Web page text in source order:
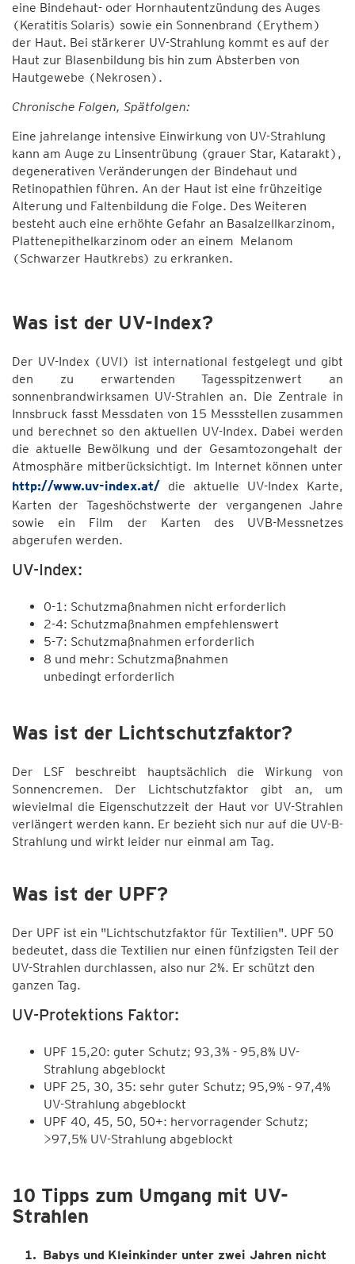
eine Bindehaut- oder Hornhautentzündung des Auges
(Keratitis Solaris) sowie ein Sonnenbrand (Erythem)
der Haut. Bei stärkerer UV-Strahlung kommt es auf der
Haut zur Blasenbildung bis hin zum Absterben von
Hautgewebe (Nekrosen).
Chronische Folgen, Spätfolgen:
Eine jahrelange intensive Einwirkung von UV-Strahlung
kann am Auge zu Linsentrübung (grauer Star, Katarakt),
degenerativen Veränderungen der Bindehaut und
Retinopathien führen. An der Haut ist eine frühzeitige
Alterung und Faltenbildung die Folge. Des Weiteren
besteht auch eine erhöhte Gefahr an Basalzellkarzinom,
Plattenepithelkarzinom oder an einem Melanom
(Schwarzer Hautkrebs) zu erkranken.
Was ist der UV-Index?
Der UV-Index (UVI) ist international festgelegt und gibt
den zu erwartenden Tagesspitzenwert an
sonnenbrandwirksamen UV-Strahlen an. Die Zentrale in
Innsbruck fasst Messdaten von 15 Messstellen zusammen
und berechnet so den aktuellen UV-Index. Dabei werden
die aktuelle Bewölkung und der Gesamtozongehalt der
Atmosphäre mitberücksichtigt. Im Internet können unter
http://www.uv-index.at/ die aktuelle UV-Index Karte,
Karten der Tageshöchstwerte der vergangenen Jahre
sowie ein Film der Karten des UVB-Messnetzes
abgerufen werden.
UV-Index:
0-1: Schutzmaßnahmen nicht erforderlich
2-4: Schutzmaßnahmen empfehlenswert
5-7: Schutzmaßnahmen erforderlich
8 und mehr: Schutzmaßnahmen
unbedingt erforderlich
Was ist der Lichtschutzfaktor?
Der LSF beschreibt hauptsächlich die Wirkung von
Sonnencremen. Der Lichtschutzfaktor gibt an, um
wievielmal die Eigenschutzzeit der Haut vor UV-Strahlen
verlängert werden kann. Er bezieht sich nur auf die UV-B-
Strahlung und wirkt leider nur einmal am Tag.
Was ist der UPF?
Der UPF ist ein "Lichtschutzfaktor für Textilien". UPF 50
bedeutet, dass die Textilien nur einen fünfzigsten Teil der
UV-Strahlen durchlassen, also nur 2%. Er schützt den
ganzen Tag.
UV-Protektions Faktor:
UPF 15,20: guter Schutz; 93,3% - 95,8% UV-
Strahlung abgeblockt
UPF 25, 30, 35: sehr guter Schutz; 95,9% - 97,4%
UV-Strahlung abgeblockt
UPF 40, 45, 50, 50+: hervorragender Schutz;
>97,5% UV-Strahlung abgeblockt
10 Tipps zum Umgang mit UV-
Strahlen
Babys und Kleinkinder unter zwei Jahren nicht